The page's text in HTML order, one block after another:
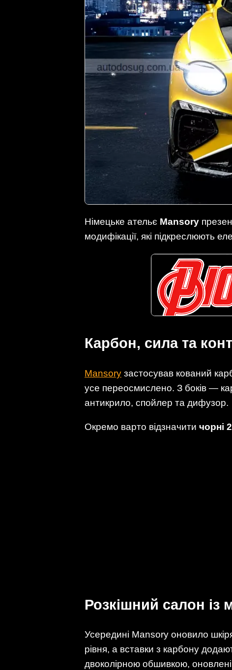
Німецьке ательє Mansory
модифікації, які підкреслюють
Карбон, сила та
Mansory застосував кований
усе переосмислено. З боків —
антикрило, спойлер та дифузор.
Окремо варто відзначити чорні
Розкішний салон із
Усередині Mansory оновило
рівня, а вставки з карбону
двоколірною обшивкою,